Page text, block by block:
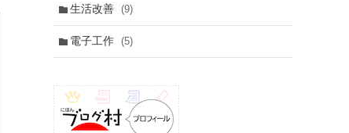
生活改善 (9)
電子工作 (5)